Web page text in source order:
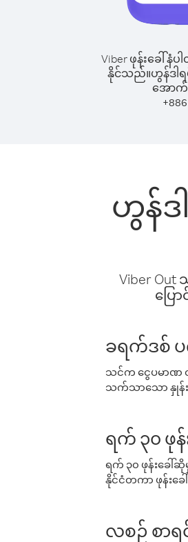
Viber ဖုန်းခေါ်
နိုင်သည်။ဟွန်ဒါ
အောက်
+886
ဟွန်ဒ
Viber
ပြေ
ခရက်ဒစ် ပ
သင်က ငွေပမာဏ
သက်သာသော နှုန်း
ရက် ၃၀ ဖု
ရက် ၃၀ ဖုန်းခေ
နိုင်ငံတကာ ဖုန်းခ
လစဉ် စာရ